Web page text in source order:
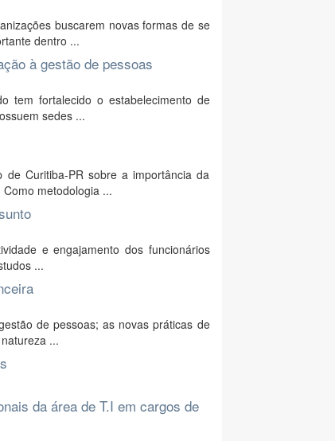
buscarem novas formas de se
dentro ...
à gestão de pessoas
tem fortalecido o estabelecimento de
sedes ...
Curitiba-PR sobre a importância da
metodologia ...
e engajamento dos funcionários
...
de pessoas; as novas práticas de
...
da área de T.I em cargos de